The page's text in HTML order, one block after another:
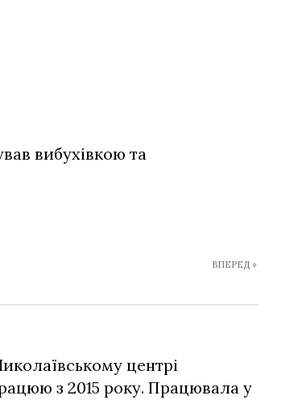
вибухівкою та
ВПЕРЕД »
центрі
з 2015 року. Працювала у